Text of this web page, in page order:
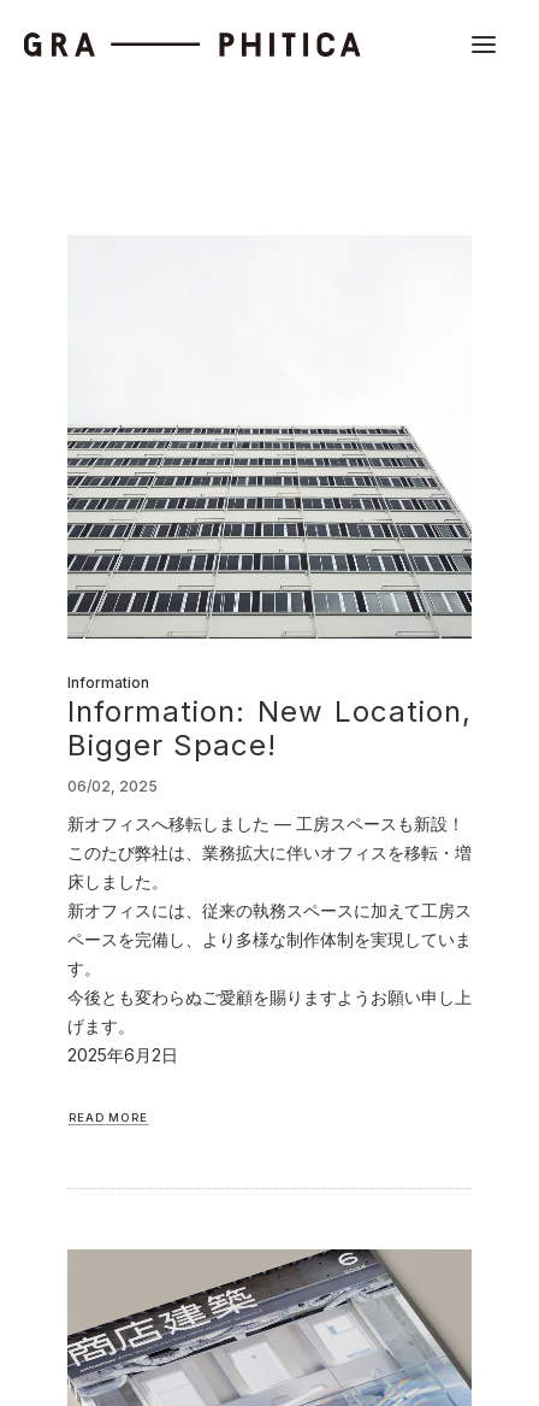
Company Profile
Recruit
Partnership
Shop
GRAPHITerior
Information
Information: New Location,
Bigger Space!
06/02, 2025
新オフィスへ移転しました ― 工房スペースも新設！
このたび弊社は、業務拡大に伴いオフィスを移転・増
床しました。
新オフィスには、従来の執務スペースに加えて工房ス
ペースを完備し、より多様な制作体制を実現していま
す。
今後とも変わらぬご愛顧を賜りますようお願い申し上
げます。
2025年6月2日
READ MORE